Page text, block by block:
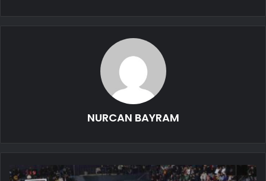
NURCAN BAYRAM